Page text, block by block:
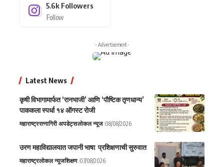
5.6k Followers
Follow
- Advertisement -
Latest News
कृषी विभागामार्फत ‘रानभाजी’ आणि ‘पौष्टिक तृणधान्य’
पाककला स्पर्धा १४ ऑगस्ट रोजी
महाराष्ट्ररत्नागिरी अपडेट्सलोकल न्यूज 08/08/2026
उरण महाविद्यालयात जपानी भाषा प्रशिक्षणाची सुरुवात
महाराष्ट्रलोकल न्यूजशिक्षण 07/08/2026